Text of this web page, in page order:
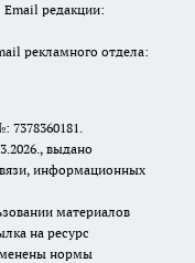
редакции:
рекламного отдела:
выдано
информационных
материалов
на ресурс
нормы